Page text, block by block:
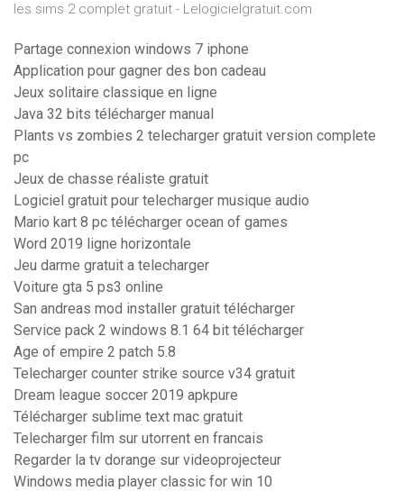
les sims 2 complet gratuit - Lelogicielgratuit.com
Partage connexion windows 7 iphone
Application pour gagner des bon cadeau
Jeux solitaire classique en ligne
Java 32 bits télécharger manual
Plants vs zombies 2 telecharger gratuit version complete
pc
Jeux de chasse réaliste gratuit
Logiciel gratuit pour telecharger musique audio
Mario kart 8 pc télécharger ocean of games
Word 2019 ligne horizontale
Jeu darme gratuit a telecharger
Voiture gta 5 ps3 online
San andreas mod installer gratuit télécharger
Service pack 2 windows 8.1 64 bit télécharger
Age of empire 2 patch 5.8
Telecharger counter strike source v34 gratuit
Dream league soccer 2019 apkpure
Télécharger sublime text mac gratuit
Telecharger film sur utorrent en francais
Regarder la tv dorange sur videoprojecteur
Windows media player classic for win 10